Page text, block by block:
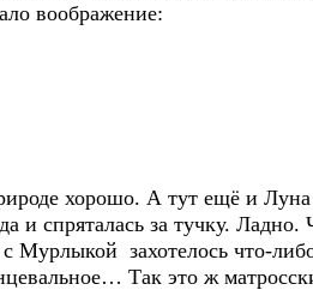
воображение:
хорошо. А тут ещё и Луна
и спряталась за тучку.
захотелось что-
Так это ж